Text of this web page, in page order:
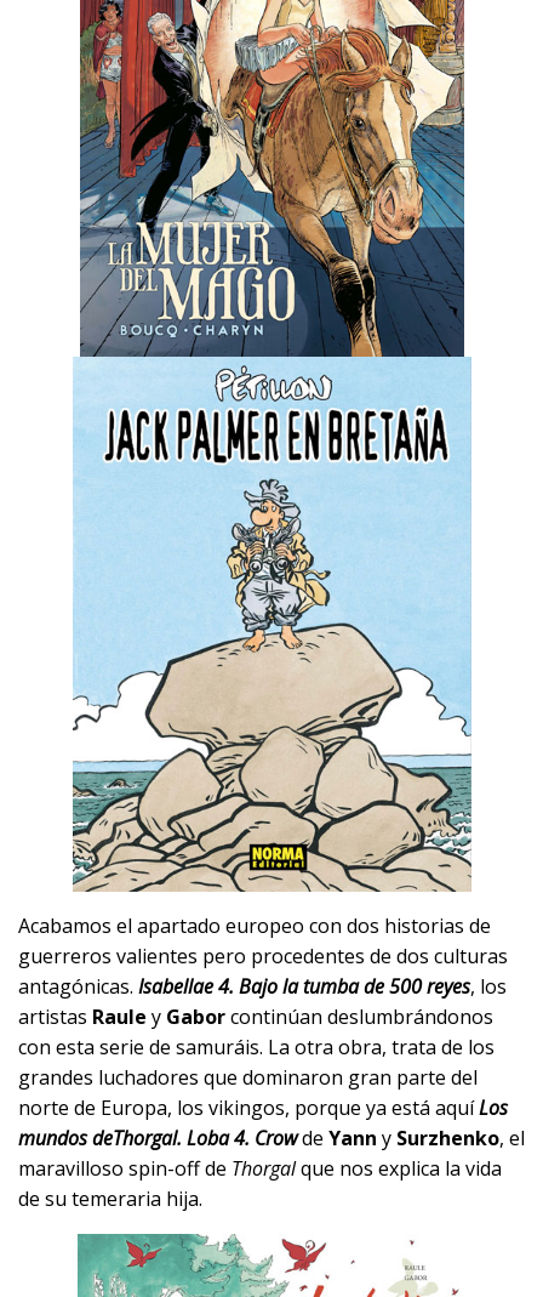
Acabamos el apartado europeo con dos historias de
guerreros valientes pero procedentes de dos culturas
antagónicas. Isabellae 4. Bajo la tumba de 500 reyes, los
artistas Raule y Gaborcontinúan deslumbrándonos
con esta serie de samuráis. La otra obra, trata de los
grandes luchadores que dominaron gran parte del
norte de Europa, los vikingos, porque ya está aquíLos
mundos deThorgal. Loba 4. Crowde Yann y Surzhenko, el
maravilloso spin-off de Thorgalque nos explica la vida
de su temeraria hija.